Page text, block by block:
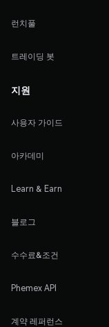
런치풀
트레이딩 봇
지원
사용자 가이드
아카데미
Learn & Earn
블로그
수수료&조건
Phemex API
계약 레퍼런스